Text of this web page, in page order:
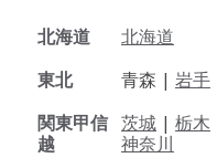
北海道
北海道
東北
青森 | 岩手
関東甲信
越
茨城 | 栃木
神奈川